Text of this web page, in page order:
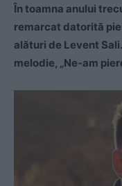
În toamna anului
remarcat datorită
alături de Levent
melodie, „Ne-am